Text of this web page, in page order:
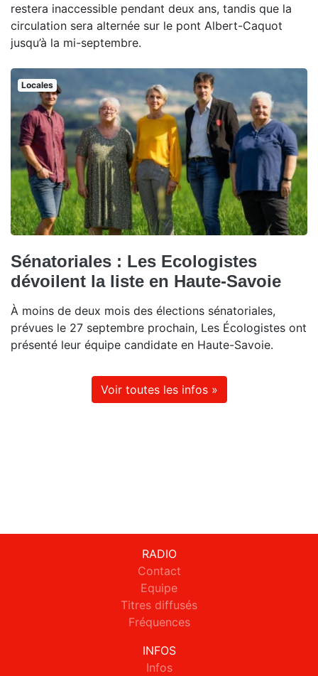
restera inaccessible pendant deux ans, tandis que la
circulation sera alternée sur le pont Albert-Caquot
jusqu’à la mi-septembre.
Locales
Sénatoriales : Les Ecologistes
dévoilent la liste en Haute-Savoie
À moins de deux mois des élections sénatoriales,
prévues le 27 septembre prochain, Les Écologistes ont
présenté leur équipe candidate en Haute-Savoie.
Voir toutes les infos »
RADIO
Contact
Equipe
Titres diffusés
Fréquences
INFOS
Infos